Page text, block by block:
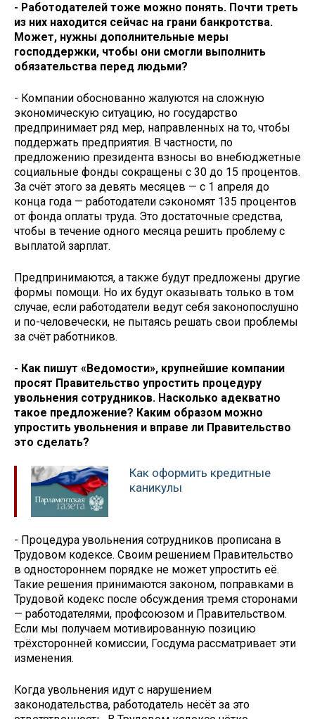
- Работодателей тоже можно понять. Почти треть
из них находится сейчас на грани банкротства.
Может, нужны дополнительные меры
господдержки, чтобы они смогли выполнить
обязательства перед людьми?
- Компании обоснованно жалуются на сложную
экономическую ситуацию, но государство
предпринимает ряд мер, направленных на то, чтобы
поддержать предприятия. В частности, по
предложению президента взносы во внебюджетные
социальные фонды сокращены с 30 до 15 процентов.
За счёт этого за девять месяцев — с 1 апреля до
конца года — работодатели сэкономят 135 процентов
от фонда оплаты труда. Это достаточные средства,
чтобы в течение одного месяца решить проблему с
выплатой зарплат.
Предпринимаются, а также будут предложены другие
формы помощи. Но их будут оказывать только в том
случае, если работодатели ведут себя законопослушно
и по-человечески, не пытаясь решать свои проблемы
за счёт работников.
- Как пишут «Ведомости», крупнейшие компании
просят Правительство упростить процедуру
увольнения сотрудников. Насколько адекватно
такое предложение? Каким образом можно
упростить увольнения и вправе ли Правительство
это сделать?
Как оформить кредитные
каникулы
- Процедура увольнения сотрудников прописана в
Трудовом кодексе. Своим решением Правительство
в одностороннем порядке не может упростить её.
Такие решения принимаются законом, поправками в
Трудовой кодекс после обсуждения тремя сторонами
— работодателями, профсоюзом и Правительством.
Если мы получаем мотивированную позицию
трёхсторонней комиссии, Госдума рассматривает эти
изменения.
Когда увольнения идут с нарушением
законодательства, работодатель несёт за это